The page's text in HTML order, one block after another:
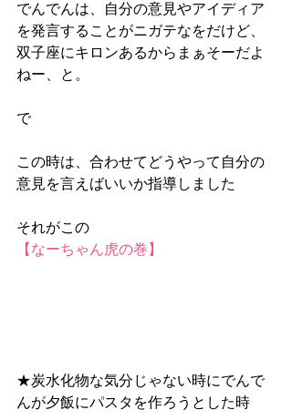
でんでんは、自分の意見やアイディア
を発言することがニガテなをだけど、
双子座にキロンあるからまぁそーだよ
ねー、と。
で
この時は、合わせてどうやって自分の
意見を言えばいいか指導しました
それがこの
【なーちゃん虎の巻】
★炭水化物な気分じゃない時にでんで
んが夕飯にパスタを作ろうとした時